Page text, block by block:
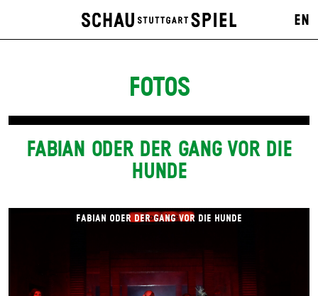
EN
FOTOS
FABIAN ODER DER GANG VOR DIE
HUNDE
FABIAN ODER DER GANG VOR DIE HUNDE